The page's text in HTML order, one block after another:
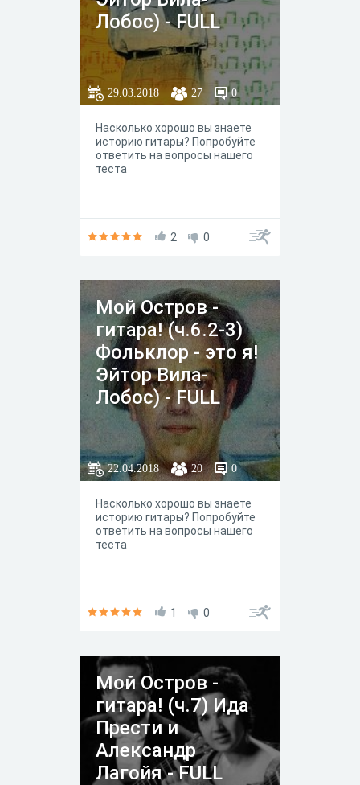
Лобос) - FULL
29.03.2018 27 0
Насколько хорошо вы знаете
историю гитары? Попробуйте
ответить на вопросы нашего
теста
2 0
Мой Остров -
гитара! (ч.6.2-3)
Фольклор - это я!
Эйтор Вила-
Лобос) - FULL
22.04.2018 20 0
Насколько хорошо вы знаете
историю гитары? Попробуйте
ответить на вопросы нашего
теста
1 0
Мой Остров -
гитара! (ч.7) Ида
Прести и
Александр
Лагойя - FULL